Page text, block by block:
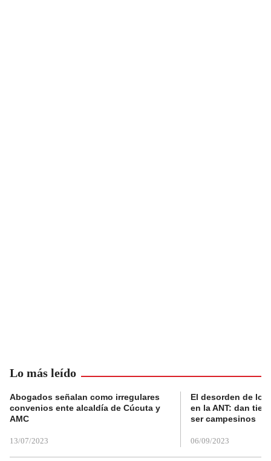
Lo más leído
Abogados señalan como irregulares
convenios ente alcaldía de Cúcuta y
AMC
13/07/2023
El desorden de
en la ANT: dan
ser campesinos
06/09/2023